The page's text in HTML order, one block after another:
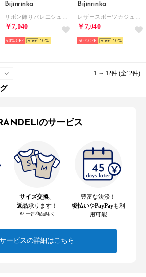
Bijinrinka
リボン飾りバレエシューズ （ベージュ）
￥7,040
50% 10
Bijinrinka
レザースポーツカジュアルシューズ （オフホワイト）
￥7,040
50% 10
1 ～ 12件 (全12件)
のサービス
サイズ交換
返品承ります！
※ 一部商品除く
豊富な決済！
後払いやPayPayも利
用可能
サービスの詳細はこちら